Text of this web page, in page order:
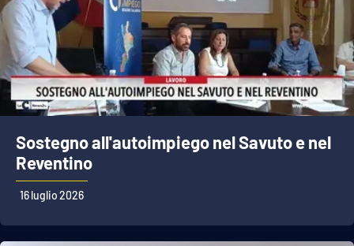
Sostegno all'autoimpiego nel Savuto e nel
Reventino
16 luglio 2026